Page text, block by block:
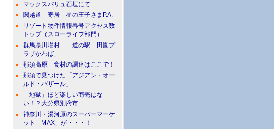
マックスバリュ石垣にて
関越道 寄居 星の王子さまP.A.
リゾート物件情報春号アクセス数
トップ（スローライフ部門）
群馬県川場村 「道の駅 田園プ
ラザかわば」
那須高原 食材の調達はここで！
那須で見つけた「アジアン・オー
ルド・バザール」
「地獄」ほど楽しい商売はな
い！？大分県別府市
神奈川・湯河原のスーパーマーケ
ット「MAX」が・・・！